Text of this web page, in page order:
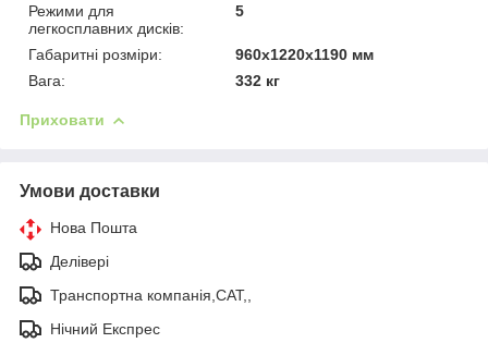
Режими для
легкосплавних дисків:
5
Габаритні розміри:
960х1220х1190 мм
Вага:
332 кг
Приховати
Умови доставки
Нова Пошта
Делівері
Транспортна компанія,САТ,,
Нічний Експрес